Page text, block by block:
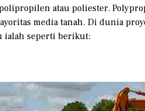
atau poliester.
media tanah. Di dunia
ialah seperti berikut: